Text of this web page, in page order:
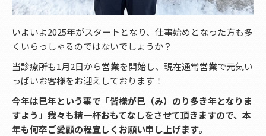
いよいよ2025年がスタートとなり、仕事始めとなった方も多
くいらっしゃるのではないでしょうか？
当診療所も1月2日から営業を開始し、現在通常営業で元気い
っぱいお客様をお迎えしております！
今年は巳年という事で「皆様が巳（み）のり多き年となりま
すよう」我々も精一杯おもてなしをさせて頂きますので、本
年も何卒ご愛顧の程宜しくお願い申し上げます。